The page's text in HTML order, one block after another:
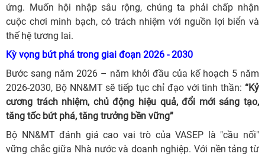
ứng. Muốn hội nhập sâu rộng, chúng ta phải chấp nhận
cuộc chơi minh bạch, có trách nhiệm với nguồn lợi biển và
thế hệ tương lai.
Kỳ vọng bứt phá trong giai đoạn 2026 - 2030
Bước sang năm 2026 – năm khởi đầu của kế hoạch 5 năm
2026-2030, Bộ NN&MT sẽ tiếp tục chỉ đạo với tinh thần: “Kỷ
cương trách nhiệm, chủ động hiệu quả, đổi mới sáng tạo,
tăng tốc bứt phá, tăng trưởng bền vững”
Bộ NN&MT đánh giá cao vai trò của VASEP là "cầu nối"
vững chắc giữa Nhà nước và doanh nghiệp. Với nền tảng từ